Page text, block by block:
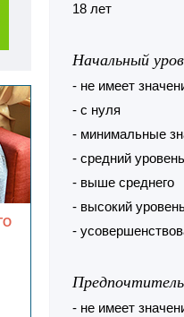
18 лет
Начальный
- не имеет
- с нуля
- минимальные
- средний уровень
- выше среднего
- высокий
-
- не имеет